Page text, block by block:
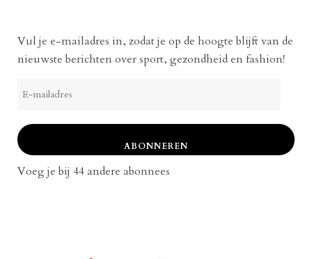
Vul je e-mailadres in, zodat je op de hoogte blijft van de
nieuwste berichten over sport, gezondheid en fashion!
mailadres
ABONNEREN
Voeg je bij 44 andere abonnees